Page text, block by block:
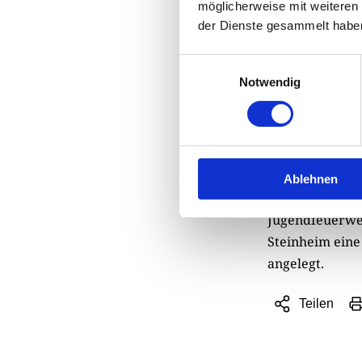
möglicherweise mit
der Dienste gesammelt
Notwendig
Ablehnen
In
Mit „Abba-
soziales
Die
Sponsoren
Steinheim
angelegt.
Teilen
Sharing